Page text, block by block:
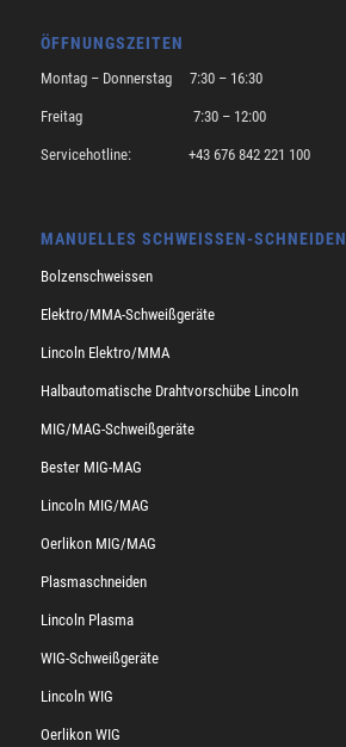
ÖFFNUNGSZEITEN
Montag – Donnerstag 7:30 – 16:30
Freitag 7:30 – 12:00
Servicehotline: +43 676 842 221 100
MANUELLES SCHWEISSEN-SCHNEIDEN
Bolzenschweissen
Elektro/MMA-Schweißgeräte
Lincoln Elektro/MMA
Halbautomatische Drahtvorschübe Lincoln
MIG/MAG-Schweißgeräte
Bester MIG-MAG
Lincoln MIG/MAG
Oerlikon MIG/MAG
Plasmaschneiden
Lincoln Plasma
WIG-Schweißgeräte
Lincoln WIG
Oerlikon WIG